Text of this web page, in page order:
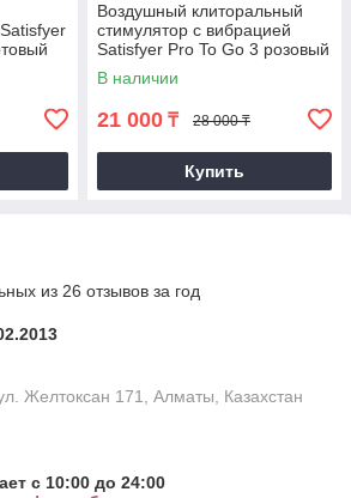
Воздушный клиторальный
стимулятор с вибрацией
Satisfyer Pro To Go 3 розовый
В наличии
21 000 ₸ 28 000 ₸
Купить
из 26 отзывов за год
Желтоксан 171, Алматы, Казахстан
с 10:00 до 24:00